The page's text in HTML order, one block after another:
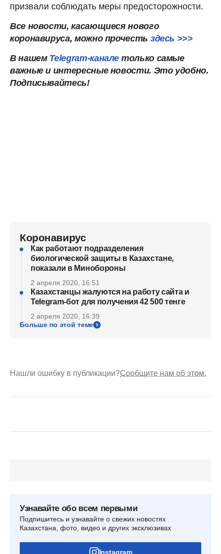
призвали соблюдать меры предосторожности.
Все новости, касающиеся нового
коронавируса, можно прочесть здесь >>>
В нашем Telegram-канале только самые
важные и интересные новости. Это удобно.
Подписывайтесь!
Коронавирус
Как работают подразделения
биологической защиты в Казахстане,
показали в Минобороны
2 апреля 2020, 16:51
Казахстанцы жалуются на работу сайта и
Telegram-бот для получения 42 500 тенге
2 апреля 2020, 16:39
Больше по этой теме
Нашли ошибку в публикации?Сообщите нам об этом.
Узнавайте обо всем первыми
Подпишитесь и узнавайте о свежих новостях
Казахстана, фото, видео и других эксклюзивах
Instagram